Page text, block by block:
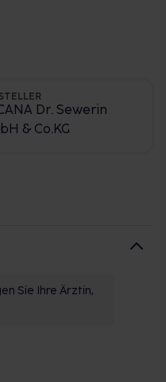
Dr. Sewerin
& Co.KG
Sie Ihre Ärztin,